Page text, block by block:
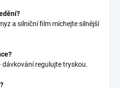
a silniční film míchejte silnější
dávkování regulujte tryskou.